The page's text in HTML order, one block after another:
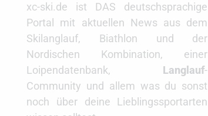
xc-ski.de ist DAS deutschsprachige
Portal mit aktuellen News aus dem
Skilanglauf, Biathlon und der
Nordischen Kombination, einer
Loipendatenbank, Langlauf-
Community und allem was du sonst
noch über deine Lieblingssportarten